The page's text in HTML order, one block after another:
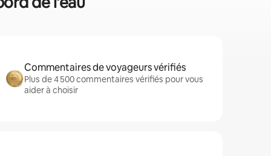
Commentaires de voyageurs vérifiés
Plus de 4 500 commentaires vérifiés pour vous
aider à choisir